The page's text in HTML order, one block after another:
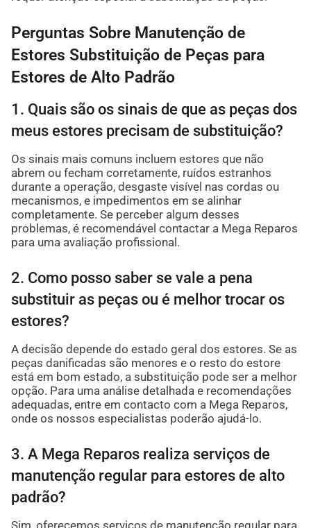
Perguntas Sobre Manutenção de
Estores Substituição de Peças para
Estores de Alto Padrão
1. Quais são os sinais de que as peças dos
meus estores precisam de substituição?
Os sinais mais comuns incluem estores que não
abrem ou fecham corretamente, ruídos estranhos
durante a operação, desgaste visível nas cordas ou
mecanismos, e impedimentos em se alinhar
completamente. Se perceber algum desses
problemas, é recomendável contactar a Mega Reparos
para uma avaliação profissional.
2. Como posso saber se vale a pena
substituir as peças ou é melhor trocar os
estores?
A decisão depende do estado geral dos estores. Se as
peças danificadas são menores e o resto do estore
está em bom estado, a substituição pode ser a melhor
opção. Para uma análise detalhada e recomendações
adequadas, entre em contacto com a Mega Reparos,
onde os nossos especialistas poderão ajudá-lo.
3. A Mega Reparos realiza serviços de
manutenção regular para estores de alto
padrão?
Sim, oferecemos serviços de manutenção regular para